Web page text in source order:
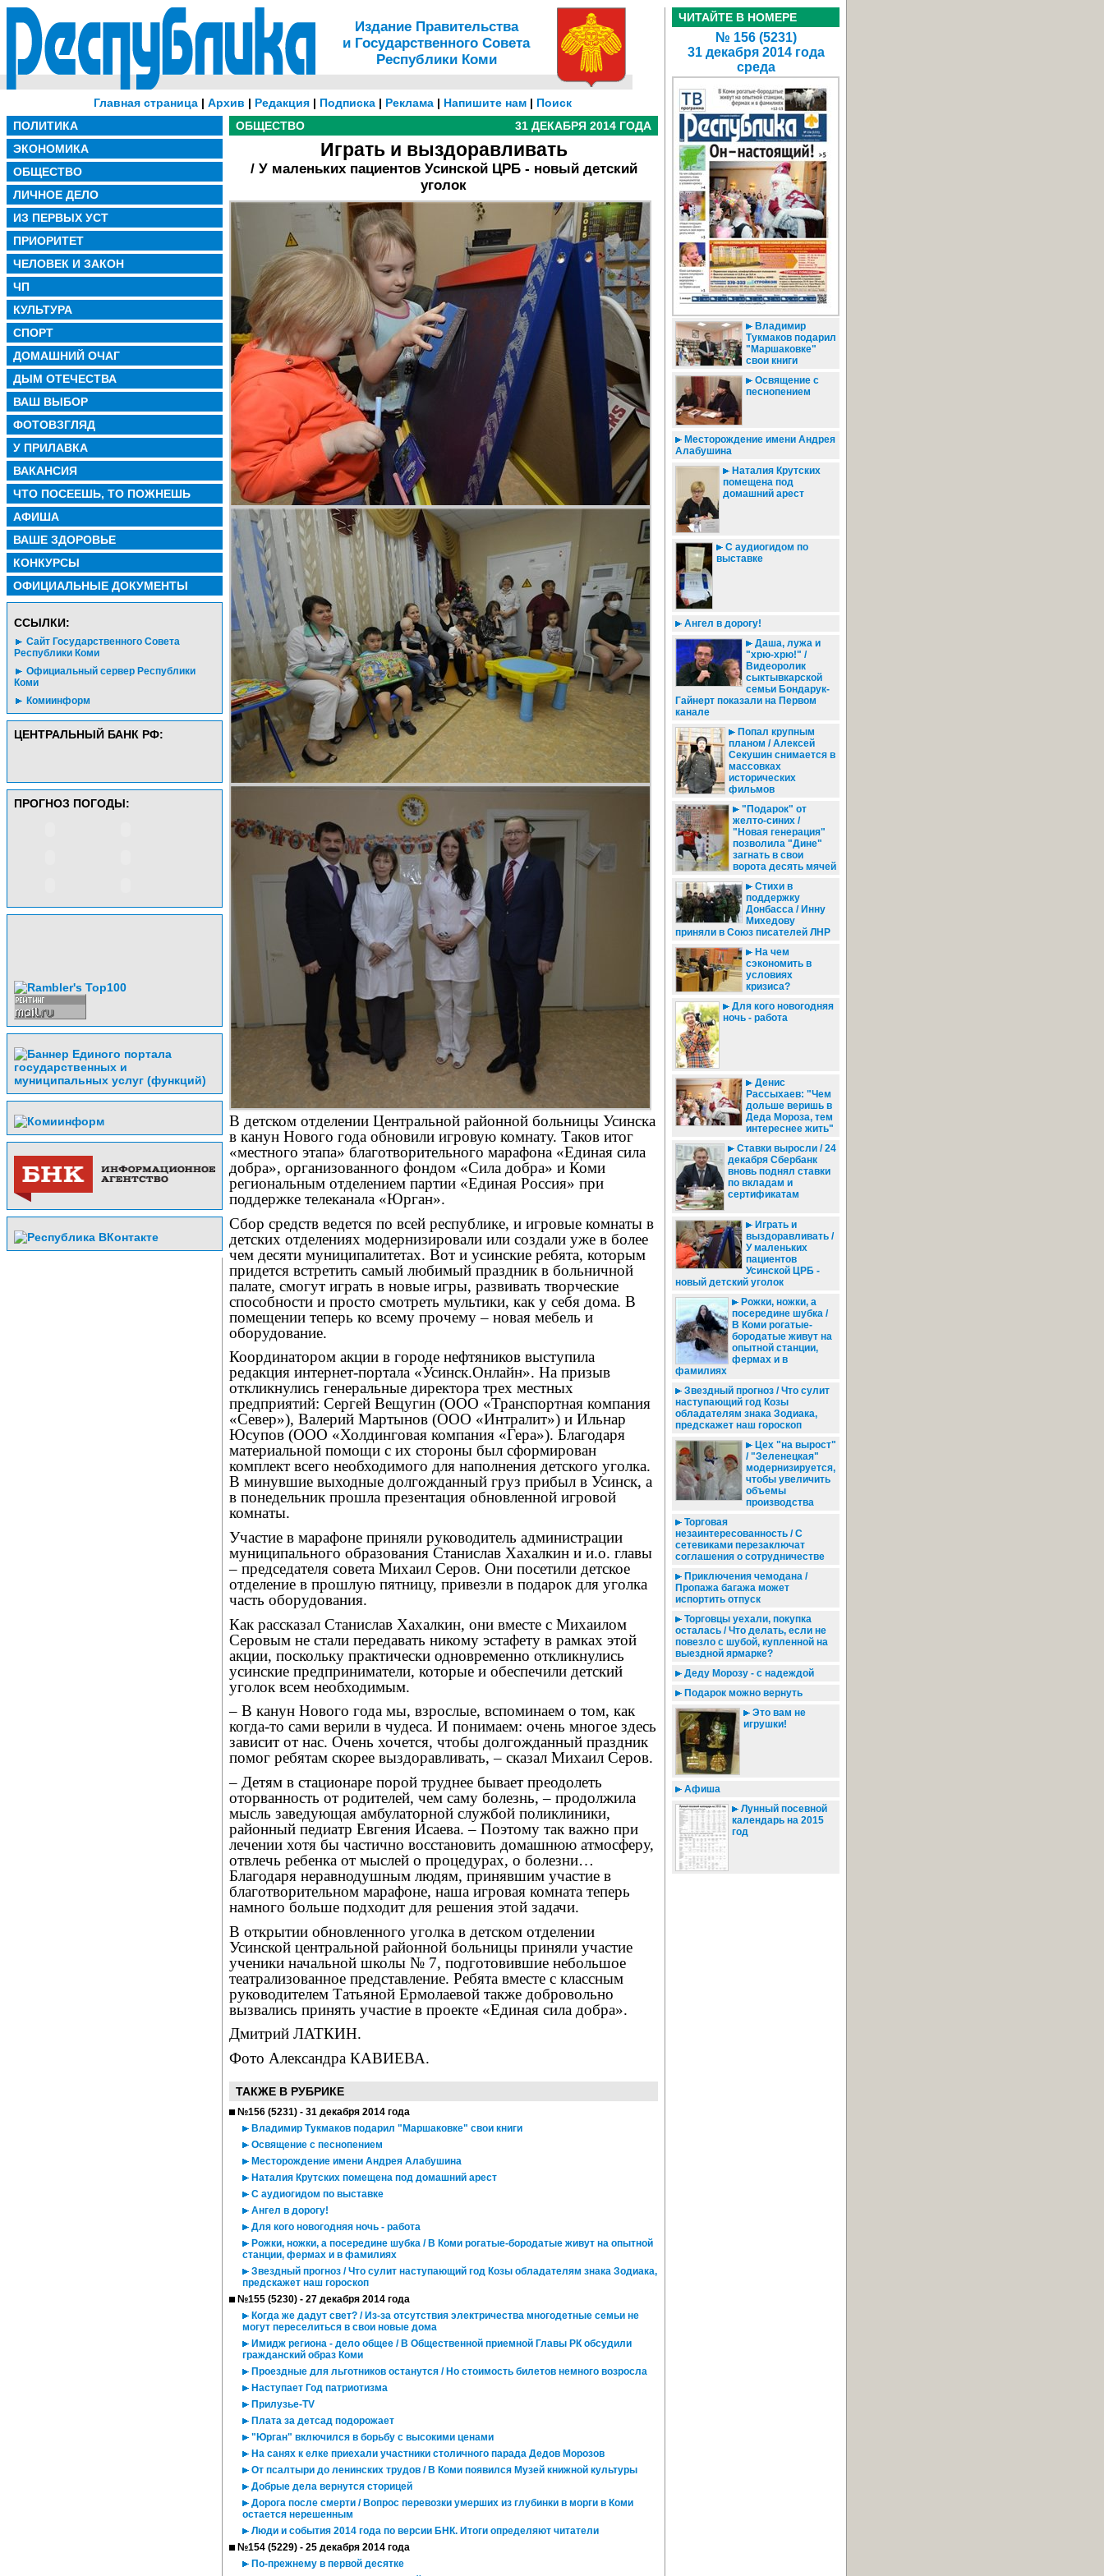
Издание Правительства
и Государственного Совета
Республики Коми
Главная страница| Архив | Редакция| Подписка| Реклама| Напишите нам| Поиск
ПОЛИТИКА
ЭКОНОМИКА
ОБЩЕСТВО
ЛИЧНОЕ ДЕЛО
ИЗ ПЕРВЫХ УСТ
ПРИОРИТЕТ
ЧЕЛОВЕК И ЗАКОН
ЧП
КУЛЬТУРА
СПОРТ
ДОМАШНИЙ ОЧАГ
ДЫМ ОТЕЧЕСТВА
ВАШ ВЫБОР
ФОТОВЗГЛЯД
У ПРИЛАВКА
ВАКАНСИЯ
ЧТО ПОСЕЕШЬ, ТО ПОЖНЕШЬ
АФИША
ВАШЕ ЗДОРОВЬЕ
КОНКУРСЫ
ОФИЦИАЛЬНЫЕ ДОКУМЕНТЫ
CСЫЛКИ:
Сайт Государственного Совета
Республики Коми
Официальный сервер Республики
Коми
Комиинформ
ЦЕНТРАЛЬНЫЙ БАНК РФ:
ПРОГНОЗ ПОГОДЫ:
ОБЩЕСТВО 31 ДЕКАБРЯ 2014 ГОДА
Играть и выздоравливать
/ У маленьких пациентов Усинской ЦРБ - новый детский
уголок
В детском отделении Центральной районной больницы Усинска
в канун Нового года обновили игровую комнату. Таков итог
«местного этапа» благотворительного марафона «Единая сила
добра», организованного фондом «Сила добра» и Коми
региональным отделением партии «Единая Россия» при
поддержке телеканала «Юрган».
Сбор средств ведется по всей республике, и игровые комнаты в
детских отделениях модернизировали или создали уже в более
чем десяти муниципалитетах. Вот и усинские ребята, которым
придется встретить самый любимый праздник в больничной
палате, смогут играть в новые игры, развивать творческие
способности и просто смотреть мультики, как у себя дома. В
помещении теперь ко всему прочему – новая мебель и
оборудование.
Координатором акции в городе нефтяников выступила
редакция интернет-портала «Усинск.Онлайн». На призыв
откликнулись генеральные директора трех местных
предприятий: Сергей Вещугин (ООО «Транспортная компания
«Север»), Валерий Мартынов (ООО «Интралит») и Ильнар
Юсупов (ООО «Холдинговая компания «Гера»). Благодаря
материальной помощи с их стороны был сформирован
комплект всего необходимого для наполнения детского уголка.
В минувшие выходные долгожданный груз прибыл в Усинск, а
в понедельник прошла презентация обновленной игровой
комнаты.
Участие в марафоне приняли руководитель администрации
муниципального образования Станислав Хахалкин и и.о. главы
– председателя совета Михаил Серов. Они посетили детское
отделение в прошлую пятницу, привезли в подарок для уголка
часть оборудования.
Как рассказал Станислав Хахалкин, они вместе с Михаилом
Серовым не стали передавать никому эстафету в рамках этой
акции, поскольку практически одновременно откликнулись
усинские предприниматели, которые и обеспечили детский
уголок всем необходимым.
– В канун Нового года мы, взрослые, вспоминаем о том, как
когда-то сами верили в чудеса. И понимаем: очень многое здесь
зависит от нас. Очень хочется, чтобы долгожданный праздник
помог ребятам скорее выздоравливать, – сказал Михаил Серов.
– Детям в стационаре порой труднее бывает преодолеть
оторванность от родителей, чем саму болезнь, – продолжила
мысль заведующая амбулаторной службой поликлиники,
районный педиатр Евгения Исаева. – Поэтому так важно при
лечении хотя бы частично восстановить домашнюю атмосферу,
отвлечь ребенка от мыслей о процедурах, о болезни…
Благодаря неравнодушным людям, принявшим участие в
благотворительном марафоне, наша игровая комната теперь
намного больше подходит для решения этой задачи.
В открытии обновленного уголка в детском отделении
Усинской центральной районной больницы приняли участие
ученики начальной школы № 7, подготовившие небольшое
театрализованное представление. Ребята вместе с классным
руководителем Татьяной Ермолаевой также добровольно
вызвались принять участие в проекте «Единая сила добра».
Дмитрий ЛАТКИН.
Фото Александра КАВИЕВА.
ТАКЖЕ В РУБРИКЕ
№156 (5231) - 31 декабря 2014 года
Владимир Тукмаков подарил "Маршаковке" свои книги
Освящение с песнопением
Месторождение имени Андрея Алабушина
Наталия Крутских помещена под домашний арест
С аудиогидом по выставке
Ангел в дорогу!
Для кого новогодняя ночь - работа
Рожки, ножки, а посередине шубка / В Коми рогатые-бородатые живут на опытной
станции, фермах и в фамилиях
Звездный прогноз / Что сулит наступающий год Козы обладателям знака Зодиака,
предскажет наш гороскоп
№155 (5230) - 27 декабря 2014 года
Когда же дадут свет? / Из-за отсутствия электричества многодетные семьи не
могут переселиться в свои новые дома
Имидж региона - дело общее / В Общественной приемной Главы РК обсудили
гражданский образ Коми
Проездные для льготников останутся / Но стоимость билетов немного возросла
Наступает Год патриотизма
Прилузье-TV
Плата за детсад подорожает
"Юрган" включился в борьбу с высокими ценами
На санях к елке приехали участники столичного парада Дедов Морозов
От псалтыри до ленинских трудов / В Коми появился Музей книжной культуры
Добрые дела вернутся сторицей
Дорога после смерти / Вопрос перевозки умерших из глубинки в морги в Коми
остается нерешенным
Люди и события 2014 года по версии БНК. Итоги определяют читатели
№154 (5229) - 25 декабря 2014 года
По-прежнему в первой десятке
ЧИТАЙТЕ В НОМЕРЕ
№ 156 (5231)
31 декабря 2014 года
среда
Владимир
Тукмаков подарил
"Маршаковке"
свои книги
Освящение с
песнопением
Месторождение имени Андрея
Алабушина
Наталия Крутских
помещена под
домашний арест
С аудиогидом по
выставке
Ангел в дорогу!
Даша, лужа и
"хрю-хрю!" /
Видеоролик
сыктывкарской
семьи Бондарук-
Гайнерт показали на Первом
канале
Попал крупным
планом / Алексей
Секушин снимается в
массовках
исторических
фильмов
"Подарок" от
желто-синих /
"Новая генерация"
позволила "Дине"
загнать в свои
ворота десять мячей
Стихи в
поддержку
Донбасса / Инну
Михедову
приняли в Союз писателей ЛНР
На чем
сэкономить в
условиях
кризиса?
Для кого новогодняя
ночь - работа
Денис
Рассыхаев: "Чем
дольше веришь в
Деда Мороза, тем
интереснее жить"
Ставки выросли / 24
декабря Сбербанк
вновь поднял ставки
по вкладам и
сертификатам
Играть и
выздоравливать /
У маленьких
пациентов
Усинской ЦРБ -
новый детский уголок
Рожки, ножки, а
посередине шубка /
В Коми рогатые-
бородатые живут на
опытной станции,
фермах и в
фамилиях
Звездный прогноз / Что сулит
наступающий год Козы
обладателям знака Зодиака,
предскажет наш гороскоп
Цех "на вырост"
/ "Зеленецкая"
модернизируется,
чтобы увеличить
объемы
производства
Торговая
незаинтересованность / С
сетевиками перезаключат
соглашения о сотрудничестве
Приключения чемодана /
Пропажа багажа может
испортить отпуск
Торговцы уехали, покупка
осталась / Что делать, если не
повезло с шубой, купленной на
выездной ярмарке?
Деду Морозу - с надеждой
Подарок можно вернуть
Это вам не
игрушки!
Афиша
Лунный посевной
календарь на 2015
год